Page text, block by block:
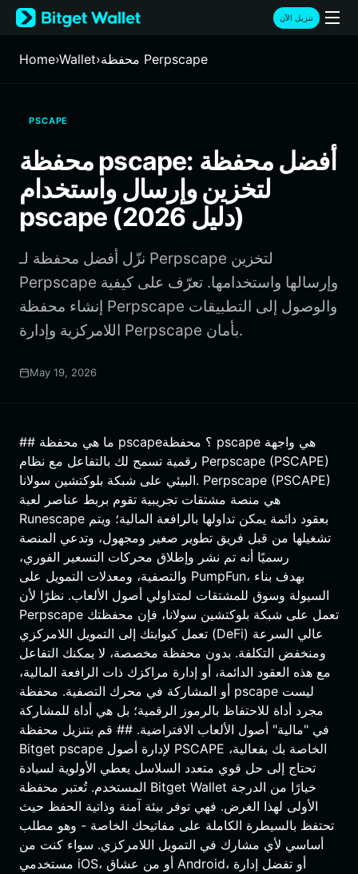
English
日本語
Русский
Italiano
Deutsch
简体中文
繁體中文
Português (Portugal)
ภาษาไทย
हिन्दी
Español
Português (Brasil)
تنزيل الآن
Home›Wallet› محفظة Perpscape
PSCAPE
محفظة pscape: أفضل محفظة
لتخزين وإرسال واستخدام
pscape (دليل 2026)
نزّل أفضل محفظة لـ Perpscape لتخزين
Perpscape وإرسالها واستخدامها. تعرّف على كيفية
إنشاء محفظة Perpscape والوصول إلى التطبيقات
اللامركزية وإدارة Perpscape بأمان.
May 19, 2026
## ما هي محفظة pscape؟ محفظة pscape هي واجهة
رقمية تسمح لك بالتفاعل مع نظام Perpscape (PSCAPE)
البيئي على شبكة بلوكتشين سولانا. Perpscape (PSCAPE)
هي منصة مشتقات تجريبية تقوم بربط عناصر لعبة
Runescape بعقود دائمة يمكن تداولها بالرافعة المالية؛ ويتم
تشغيلها من قبل فريق تطوير صغير ومجهول، وتدعي المنصة
رسميًا أنه تم نشر وإطلاق محركات التسعير الفوري،
والتصفية، ومعدلات التمويل على PumpFun، بهدف بناء
السيولة وسوق للمشتقات لمتداولي أصول الألعاب. نظرًا لأن
Perpscape تعمل على شبكة بلوكتشين سولانا، فإن محفظتك
تعمل كبوابتك إلى التمويل اللامركزي (DeFi) عالي السرعة
ومنخفض التكلفة. بدون محفظة مخصصة، لا يمكنك التفاعل
مع هذه العقود الدائمة، أو إدارة مراكزك ذات الرافعة المالية،
أو المشاركة في محرك التصفية. محفظة pscape ليست
مجرد أداة للاحتفاظ بالرموز الرقمية؛ بل هي أداة للمشاركة
في "مالية" أصول الألعاب الافتراضية. ## قم بتنزيل محفظة
Bitget pscape لإدارة أصول PSCAPE الخاصة بك بفعالية،
تحتاج إلى حل قوي متعدد السلاسل يعطي الأولوية لسيادة
المستخدم. تُعتبر محفظة Bitget Wallet خيارًا من الدرجة
الأولى لهذا الغرض. فهي توفر بيئة آمنة وذاتية الحفظ حيث
تحتفظ بالسيطرة الكاملة على مفاتيحك الخاصة - وهو مطلب
أساسي لأي مشارك في التمويل اللامركزي. سواء كنت من
مستخدمي iOS، أو من عشاق Android، أو تفضل إدارة